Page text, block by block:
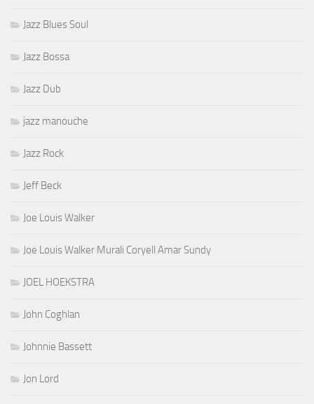
Jazz Blues Soul
Jazz Bossa
Jazz Dub
jazz manouche
Jazz Rock
Jeff Beck
Joe Louis Walker
Joe Louis Walker Murali Coryell Amar Sundy
JOEL HOEKSTRA
John Coghlan
Johnnie Bassett
Jon Lord